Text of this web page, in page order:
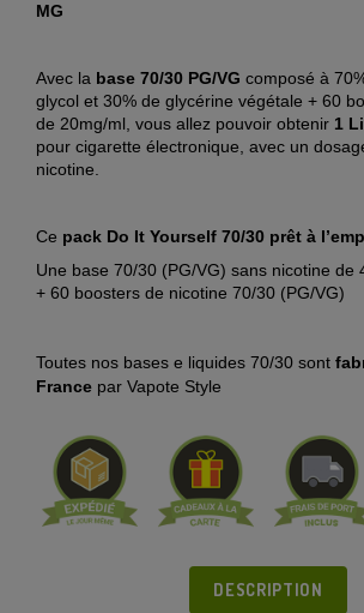
MG
Avec la base 70/30 PG/VG composé à
glycol et 30% de glycérine végétale + 60
de 20mg/ml, vous allez pouvoir obtenir 1
pour cigarette électronique, avec un
nicotine.
Ce pack Do It Yourself 70/30 prêt à
Une base 70/30 (PG/VG) sans nicotine de
+ 60 boosters de nicotine 70/30 (PG/VG)
Toutes nos bases e liquides 70/30 sont
France par Vapote Style
DESCRIPTION